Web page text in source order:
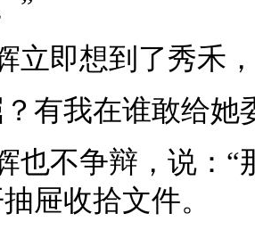
”
即想到了秀禾，
我在谁敢给她
不争辩，说：“
屉收拾文件。